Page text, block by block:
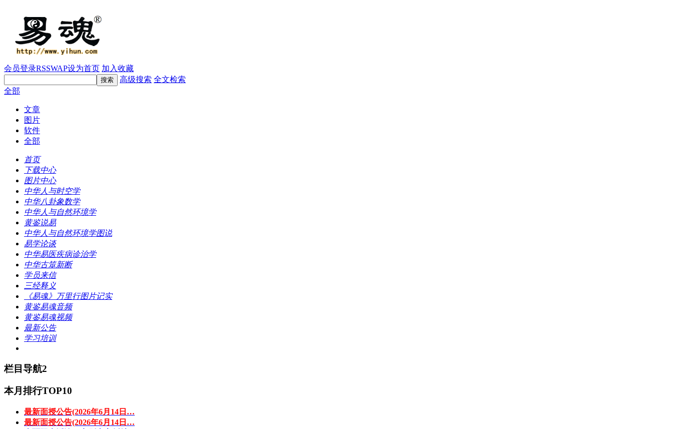
会员登录RSSWAP设为首页 加入收藏
高级搜索 全文检索
全部
文章
图片
软件
全部
首页
下载中心
图片中心
中华人与时空学
中华八卦象数学
中华人与自然环境学
黄鉴说易
中华人与自然环境学图说
易学论谈
中华易医疾病诊治学
中华古筮新断
学员来信
三经释义
《易魂》万里行图片记实
黄鉴易魂音频
黄鉴易魂视频
最新公告
学习培训
栏目导航2
本月排行TOP10
最新面授公告(2026年6月14日…
最新面授公告(2026年6月14日…